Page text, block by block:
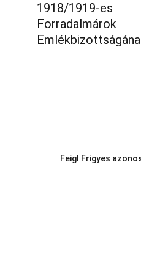
1918/1919-
Feigl Frigyes